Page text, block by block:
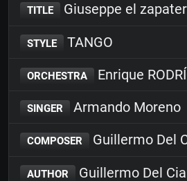
TITLE Giuseppe el
STYLE TANGO
ORCHESTRA Enrique
SINGER Armando Moreno
COMPOSER Guillermo Del
AUTHOR Guillermo Del